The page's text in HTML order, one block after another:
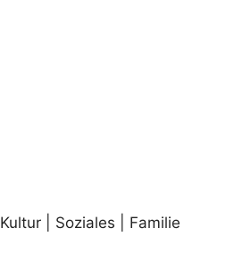
Kultur | Soziales | Familie